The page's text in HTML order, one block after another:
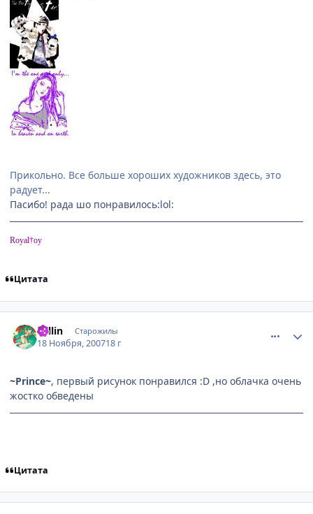
Прикольно. Все больше хороших художников здесь, это
радует...
Пасибо! рада шо понравилось:lol:
Royal†oy
Цитата
Sellin Старожилы
18 Ноября, 200718 г
~Prince~, первый рисунок понравился :D ,но облачка очень
жостко обведены
Цитата